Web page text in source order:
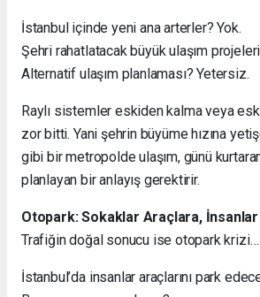
İstanbul içinde yeni ana arterler? Yok.
Şehri rahatlatacak büyük ulaşım projeleri?
Alternatif ulaşım planlaması? Yetersiz.
Raylı sistemler eskiden kalma veya
zor bitti. Yani şehrin büyüme hızına
gibi bir metropolde ulaşım, günü
planlayan bir anlayış gerektirir.
Otopark: Sokaklar Araçlara,
Trafiğin doğal sonucu ise otopark krizi…
İstanbul’da insanlar araçlarını park